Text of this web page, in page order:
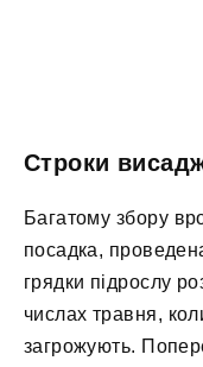
Строки
Багатому збору
посадка,
грядки підрослу
числах травня,
загрожують.